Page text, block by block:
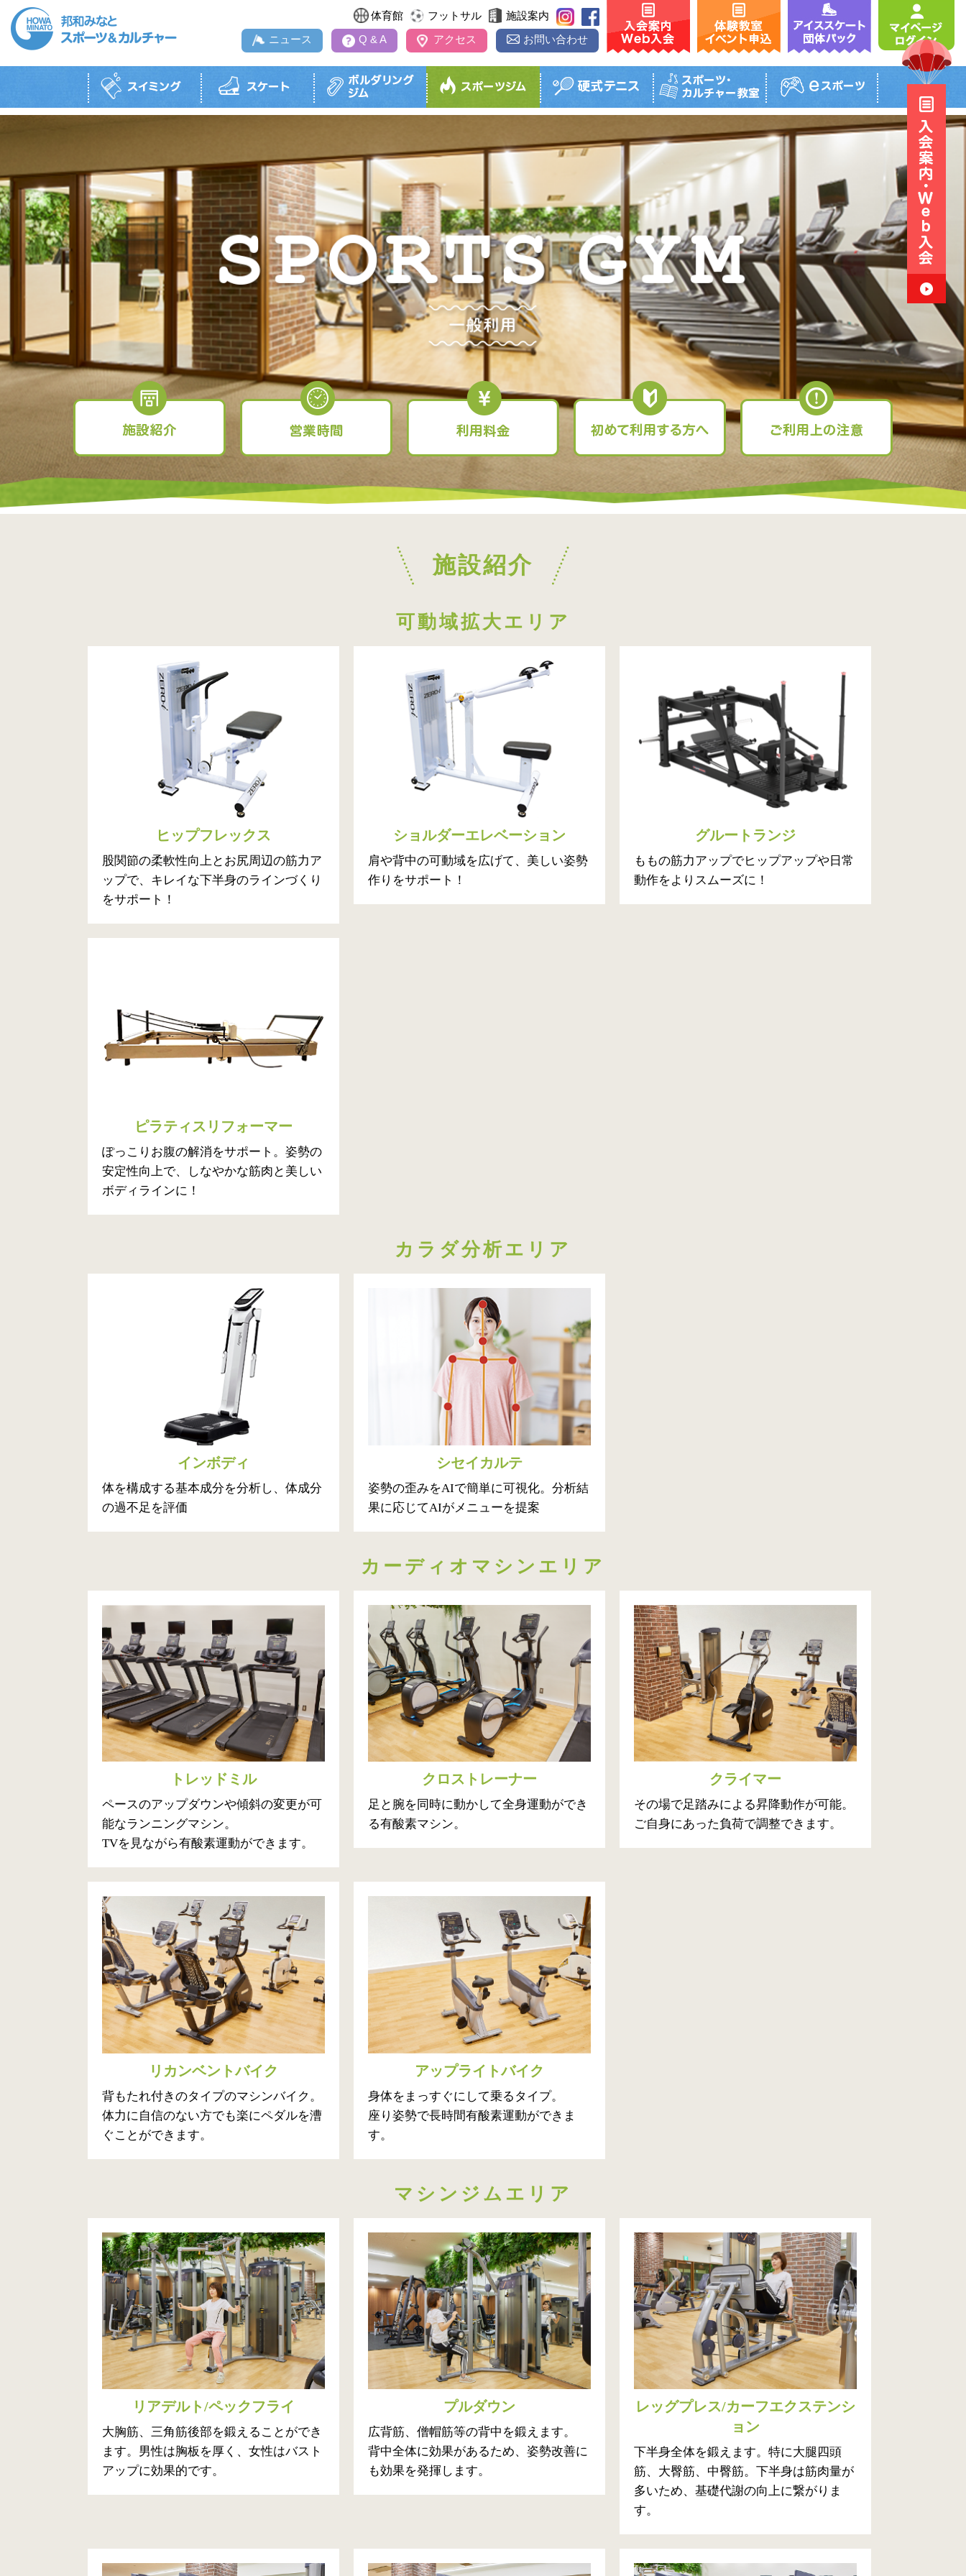
体育館 フットサル
施設案内
ニュース
Q & A アクセス お問い合わせ
一般遊泳
利用料
開放時間
お知らせ
利用上の注意
営業カレンダー
レッスン内容・受講料
タイムテーブル
スクール日程表
お試しレッスン
レッスン内容・受講料
タイムテーブル
スクール日程表
お試しレッスン
一般利用
営業時間・料金
営業カレンダー
初めての方へ
利用上の注意
貸切利用
レッスン内容・受講料
タイムテーブル
スクール日程表
お試しレッスン
アイススケートパック
一般利用・月極利用
施設紹介
営業時間・利用料金
初めての方へ
利用上の注意
貸切利用
ボルダリング教室
レッスン内容・受講料
開催日時
一般利用
施設紹介
営業時間
利用料金
初めての方へ
利用上の注意
パーソナルトレーニングとは
利用料金
予約
邦和みなとインドアテニス
（硬式テニス）
協力会社のロングウッドスポーツのページへ
リンクします。
ソフトテニス
レッスン内容・受講料
タイムテーブル
スクール日程表
お試しレッスン
コース紹介・受講料 タイムテーブル スクール日程表 お試しレッスン
施設紹介
可動域拡大エリア
ヒップフレックス
股関節の柔軟性向上とお尻周辺の筋力ア
ップで、キレイな下半身のラインづくり
をサポート！
ショルダーエレベーション
肩や背中の可動域を広げて、美しい姿勢
作りをサポート！
グルートランジ
ももの筋力アップでヒップアップや日常
動作をよりスムーズに！
ピラティスリフォーマー
ぽっこりお腹の解消をサポート。姿勢の
安定性向上で、しなやかな筋肉と美しい
ボディラインに！
カラダ分析エリア
インボディ
体を構成する基本成分を分析し、体成分
の過不足を評価
シセイカルテ
姿勢の歪みをAIで簡単に可視化。分析結
果に応じてAIがメニューを提案
カーディオマシンエリア
トレッドミル
ペースのアップダウンや傾斜の変更が可
能なランニングマシン。
TVを見ながら有酸素運動ができます。
クロストレーナー
足と腕を同時に動かして全身運動ができ
る有酸素マシン。
クライマー
その場で足踏みによる昇降動作が可能。
ご自身にあった負荷で調整できます。
リカンベントバイク
背もたれ付きのタイプのマシンバイク。
体力に自信のない方でも楽にペダルを漕
ぐことができます。
アップライトバイク
身体をまっすぐにして乗るタイプ。
座り姿勢で長時間有酸素運動ができま
す。
マシンジムエリア
リアデルト/ペックフライ
大胸筋、三角筋後部を鍛えることができ
ます。男性は胸板を厚く、女性はバスト
アップに効果的です。
プルダウン
広背筋、僧帽筋等の背中を鍛えます。
背中全体に効果があるため、姿勢改善に
も効果を発揮します。
レッグプレス/カーフエクステンシ
ョン
下半身全体を鍛えます。特に大腿四頭
筋、大臀筋、中臀筋。下半身は筋肉量が
多いため、基礎代謝の向上に繋がりま
す。